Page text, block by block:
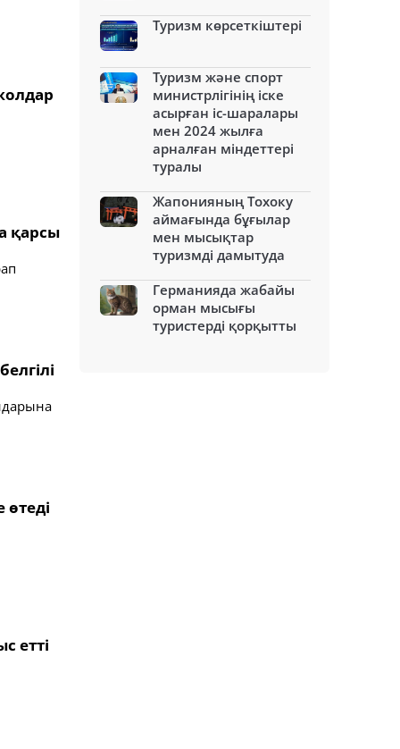
қарсы
етті
Туризм көрсеткіштері
Туризм және спорт
министрлігінің іске
асырған іс-шаралары
мен 2024 жылға
арналған міндеттері
туралы
Жапонияның Тохоку
аймағында бұғылар
мен мысықтар
туризмді дамытуда
Германияда жабайы
орман мысығы
туристерді қорқытты